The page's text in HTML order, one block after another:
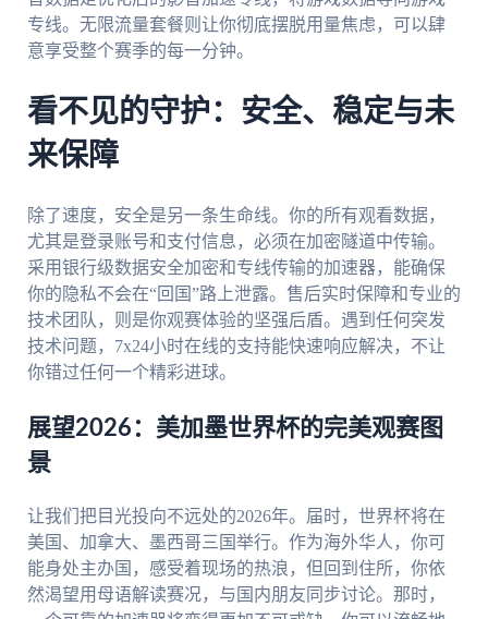
专线。无限流量套餐则让你彻底摆脱用量焦虑，可以肆
意享受整个赛季的每一分钟。
看不见的守护：安全、稳定与未
来保障
除了速度，安全是另一条生命线。你的所有观看数据，
尤其是登录账号和支付信息，必须在加密隧道中传输。
采用银行级数据安全加密和专线传输的加速器，能确保
你的隐私不会在“回国”路上泄露。售后实时保障和专业的
技术团队，则是你观赛体验的坚强后盾。遇到任何突发
技术问题，7x24小时在线的支持能快速响应解决，不让
你错过任何一个精彩进球。
展望2026：美加墨世界杯的完美观赛图
景
让我们把目光投向不远处的2026年。届时，世界杯将在
美国、加拿大、墨西哥三国举行。作为海外华人，你可
能身处主办国，感受着现场的热浪，但回到住所，你依
然渴望用母语解读赛况，与国内朋友同步讨论。那时，